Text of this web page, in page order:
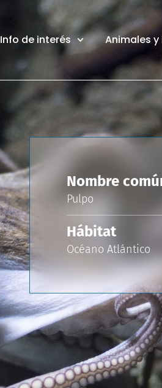
Info de interés Animales
Nombre
Pulpo
Hábitat
Océano Atlántico